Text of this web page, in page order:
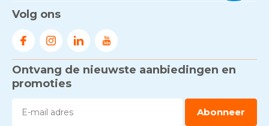
Volg ons
Ontvang de nieuwste aanbiedingen en
promoties
Abonneer